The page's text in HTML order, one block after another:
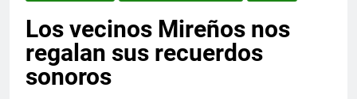
Los vecinos Mireños nos
regalan sus recuerdos
sonoros